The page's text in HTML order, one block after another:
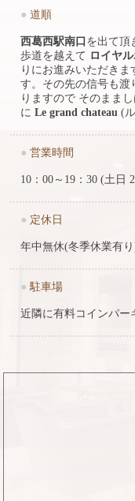
● 道順
西葛西駅南口 を出て頂
歩道を越えて ロイヤ
りにお進みいただきま
す。その先の信号も渡
りますので そのまま
に Le grand chateau (
● 営業時間
10：00～19：30 (土日
● 定休日
年中無休(冬季休業有
● 駐車場
近隣に有料コインパー